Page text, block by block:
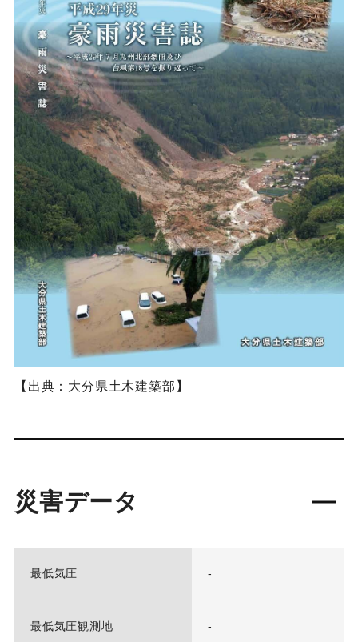
【出典：大分県土木建築部】
災害データ
最低気圧 -
最低気圧観測地 -